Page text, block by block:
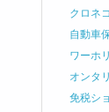
クロネ
自動車
ワーホ
オンタ
免税シ